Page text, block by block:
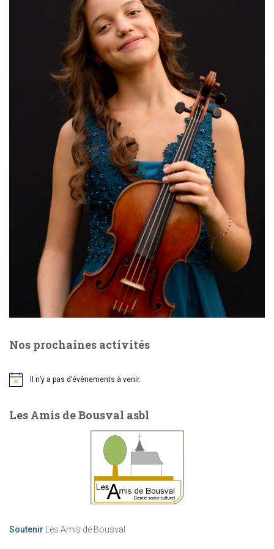
Nos prochaines activités
i
Il n’y a pas d’évènements à venir.
Les Amis de Bousval asbl
Soutenir Les Amis de Bousval